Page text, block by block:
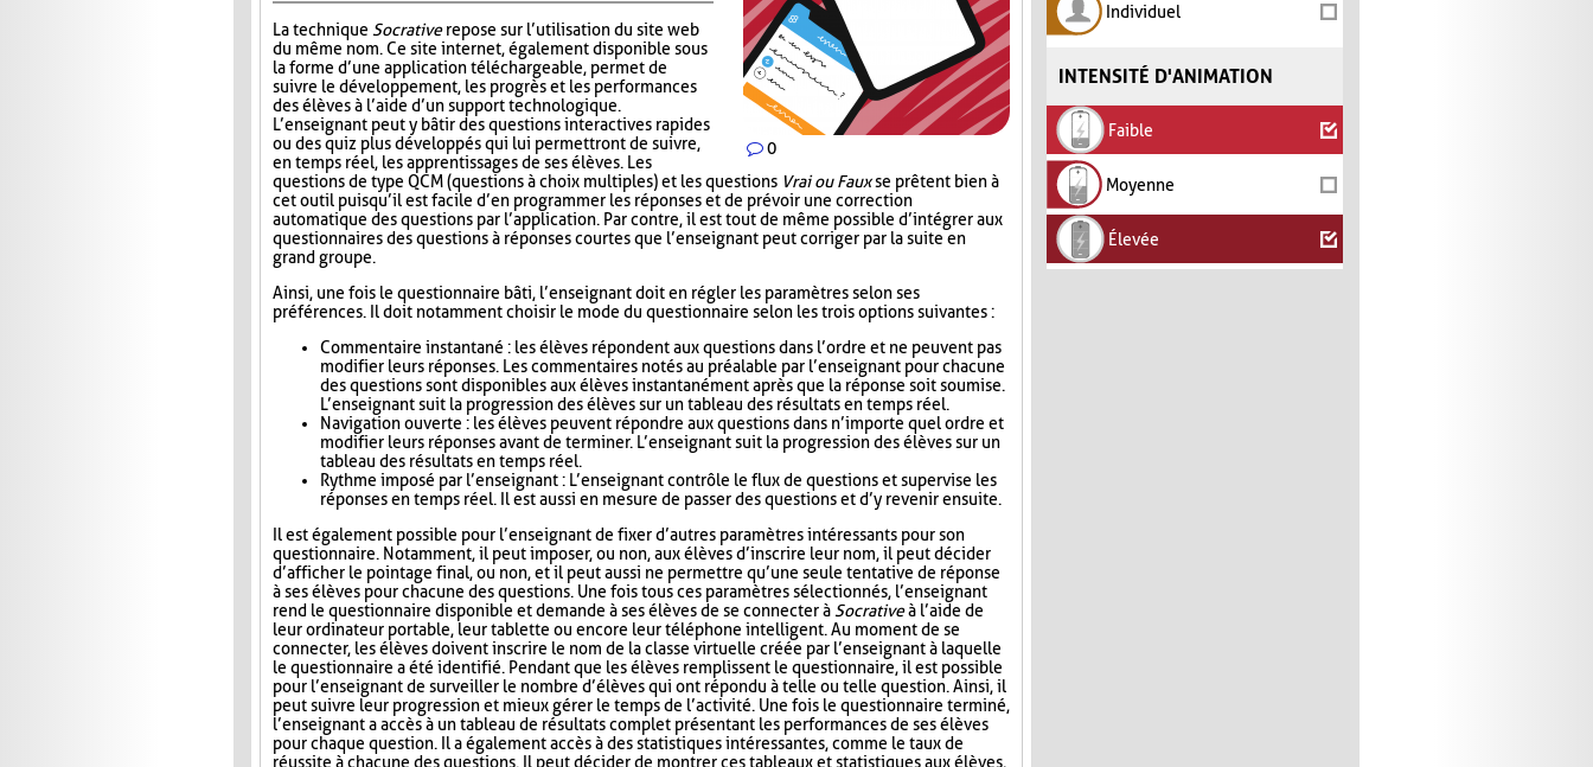
Individuel
INTENSITÉ D'ANIMATION
Faible
Moyenne
Élevée
0
La technique Socrativerepose sur l’utilisation du site web
du même nom. Ce site internet, également disponible sous
la forme d’une application téléchargeable, permet de
suivre le développement, les progrès et les performances
des élèves à l’aide d’un support technologique.
L’enseignant peut y bâtir des questions interactives rapides
ou des quiz plus développés qui lui permettront de suivre,
en temps réel, les apprentissages de ses élèves. Les
questions de type QCM (questions à choix multiples) et les questions Vrai ou Fauxse prêtent bien à
cet outil puisqu’il est facile d’en programmer les réponses et de prévoir une correction
automatique des questions par l’application. Par contre, il est tout de même possible d’intégrer aux
questionnaires des questions à réponses courtes que l’enseignant peut corriger par la suite en
grand groupe.
Ainsi, une fois le questionnaire bâti, l’enseignant doit en régler les paramètres selon ses
préférences. Il doit notamment choisir le mode du questionnaire selon les trois options suivantes :
Commentaire instantané : les élèves répondent aux questions dans l’ordre et ne peuvent pas
modifier leurs réponses. Les commentaires notés au préalable par l’enseignant pour chacune
des questions sont disponibles aux élèves instantanément après que la réponse soit soumise.
L’enseignant suit la progression des élèves sur un tableau des résultats en temps réel.
Navigation ouverte : les élèves peuvent répondre aux questions dans n’importe quel ordre et
modifier leurs réponses avant de terminer. L’enseignant suit la progression des élèves sur un
tableau des résultats en temps réel.
Rythme imposé par l’enseignant : L’enseignant contrôle le flux de questions et supervise les
réponses en temps réel. Il est aussi en mesure de passer des questions et d’y revenir ensuite.
Il est également possible pour l’enseignant de fixer d’autres paramètres intéressants pour son
questionnaire. Notamment, il peut imposer, ou non, aux élèves d’inscrire leur nom, il peut décider
d’afficher le pointage final, ou non, et il peut aussi ne permettre qu’une seule tentative de réponse
à ses élèves pour chacune des questions. Une fois tous ces paramètres sélectionnés, l’enseignant
rend le questionnaire disponible et demande à ses élèves de se connecter àSocrativeà l’aide de
leur ordinateur portable, leur tablette ou encore leur téléphone intelligent. Au moment de se
connecter, les élèves doivent inscrire le nom de la classe virtuelle créée par l’enseignant à laquelle
le questionnaire a été identifié. Pendant que les élèves remplissent le questionnaire, il est possible
pour l’enseignant de surveiller le nombre d’élèves qui ont répondu à telle ou telle question. Ainsi, il
peut suivre leur progression et mieux gérer le temps de l’activité. Une fois le questionnaire terminé,
l’enseignant a accès à un tableau de résultats complet présentant les performances de ses élèves
pour chaque question. Il a également accès à des statistiques intéressantes, comme le taux de
réussite à chacune des questions. Il peut décider de montrer ces tableaux et statistiques aux élèves,